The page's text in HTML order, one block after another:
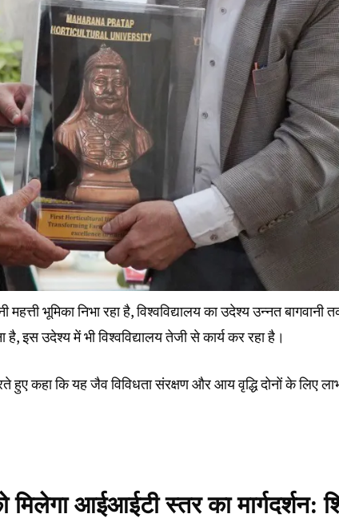
भूमिका निभा रहा है, विश्वविद्यालय का उदेश्य उन्नत बागवानी
इस उदेश्य में भी विश्वविद्यालय तेजी से कार्य कर रहा है।
कहा कि यह जैव विविधता संरक्षण और आय वृद्धि दोनों के लिए
मिलेगा आईआईटी स्तर का मार्गदर्शन: